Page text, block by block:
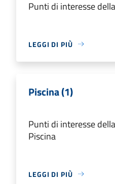
Punti di interesse
LEGGI DI PIÙ
Piscina (1)
Punti di interesse
Piscina
LEGGI DI PIÙ